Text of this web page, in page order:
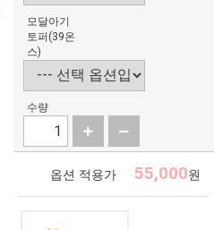
모달아기
토퍼(39온
스)
수량
옵션 적용가 55,000원